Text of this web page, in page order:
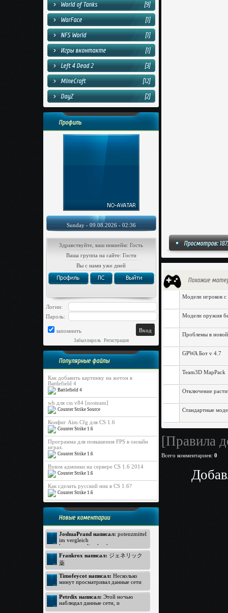
World of Tanks
[9]
WarFace
[1]
NFS World
[1]
Игры вконтакте
[1]
Left 4 Dead 2
[3]
MineCraft
[12]
DayZ
[2]
Профиль
Sunday - 09.08.2026 - 02:36
Здравствуйте, ваш никнейм: Гость
Ваша группа на сайте: Гости
Вы с нами уже дней
Логин:
Пароль:
запомнить
Забыл пароль| Регистрация
Популярные файлы
Как добавить картинку на жетон в
Battlefield 4
Battlefield 4
wh для css v84 [nosteam]
Counter Strike Source
Конфиг Aim.Cfg для CS 1.6
Counter Strike 1.6
Программа для повышения FPS в онлайн
играх.
Counter Strike 1.6
Взлом админки на сервере CS 1.6 2014
Counter Strike 1.6
Как сделать русский ник в CS 1.6?
Counter Strike 1.6
Новые коментарии
JoshuaPrand написал: potenzmittel
im vergleich
kamagra online kaufen
Viagra Generica ohne Rezept
https://www.rezeptfrei-viagra.com -
pde hemmer
generika apotheke
Kamagra ohne Rezept
Frankrox написал: ジェネリック
薬
ジェネリック バイアグラ
バイアグラ 価格
http://www.kokun.net/offers/orlistat -
オルリスタット
ジェネリック
ジェネリック
Timofeycot написал: Несколько
минут просматривал данные сети
удивлению открыл прелестный
вебсайт. Посмотрите: http://lmp-
174.biz - лмп174 . Для меня
Petrdix написал: Этой ночью
наблюдал данные сети, и
Просмотров:
Похожие
Модели игроков
Модели оружия
Проблемы в новой
GPWA Бот v 4.7
Team3D MapPack
Отключение
Стандартные
[Правила
Всего комментариев: 0